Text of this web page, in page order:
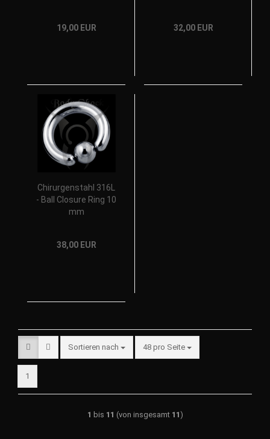
19,00 EUR 32,00 EUR
Chirurgenstahl 316L
- Ball Closure Ring 10
mm
38,00 EUR
Sortieren nach 48 pro Seite
1
1 bis 11 (von insgesamt 11 )